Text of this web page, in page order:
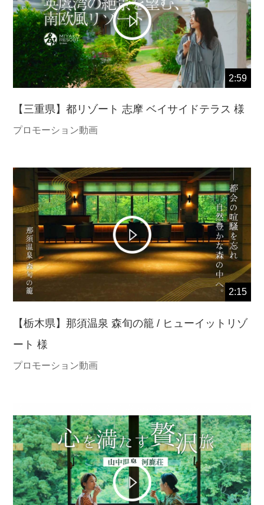
2:59
【三重県】都リゾート 志摩 ベイサイドテラス 様
プロモーション動画
2:15
【栃木県】那須温泉 森旬の籠 / ヒューイットリゾ
ート 様
プロモーション動画